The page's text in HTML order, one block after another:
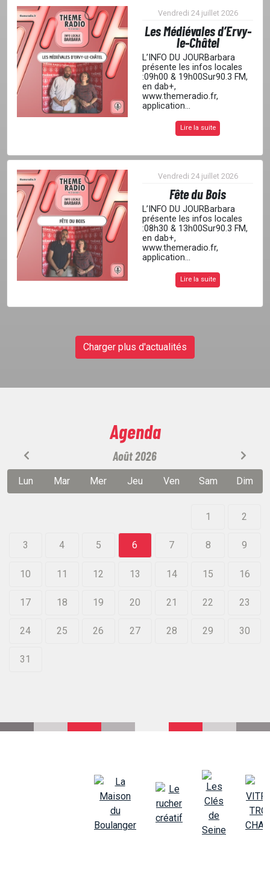
Vendredi 24 juillet 2026
Les Médiévales d’Ervy-
le-Châtel
L’INFO DU JOURBarbara
présente les infos locales
:09h00 & 19h00Sur90.3 FM,
en dab+,
www.themeradio.fr,
application...
Lire la suite
Vendredi 24 juillet 2026
Fête du Bois
L’INFO DU JOURBarbara
présente les infos locales
:08h30 & 13h00Sur90.3 FM,
en dab+,
www.themeradio.fr,
application...
Lire la suite
Charger plus d'actualités
Agenda
Août 2026
Lun Mar Mer Jeu Ven Sam Dim
1 2
3 4 5 6 7 8 9
10 11 12 13 14 15 16
17 18 19 20 21 22 23
24 25 26 27 28 29 30
31